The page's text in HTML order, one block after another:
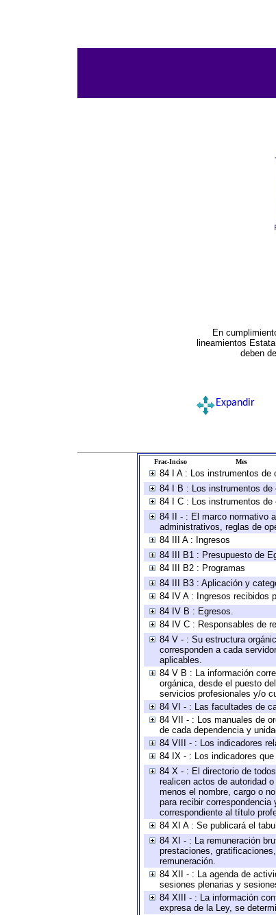
En
lineamientos
deben
Expandir
Frac-Inciso Mes
84 I A : Los instrumentos
84 I B : Los instrumentos
84 I C : Los instrumentos
84 II - : El marco normativo
administrativos, reglas de
84 III A : Ingresos
84 III B1 : Presupuesto de
84 III B2 : Programas
84 III B3 : Aplicación y
84 IV A : Ingresos recibidos
84 IV B : Egresos.
84 IV C : Responsables de
84 V - : Su estructura
corresponden a cada
aplicables.
84 V B : La información
orgánica, desde el puesto
servicios profesionales y/o
84 VI - : Las facultades de
84 VII - : Los manuales de
de cada dependencia y
84 VIII - : Los indicadores
84 IX - : Los indicadores
84 X - : El directorio de
realicen actos de autoridad
menos el nombre, cargo o
para recibir
correspondiente al título
84 XI A : Se publicará el
84 XI - : La remuneración
prestaciones,
remuneración.
84 XII - : La agenda de
sesiones plenarias y
84 XIII - : La información
expresa de la Ley, se